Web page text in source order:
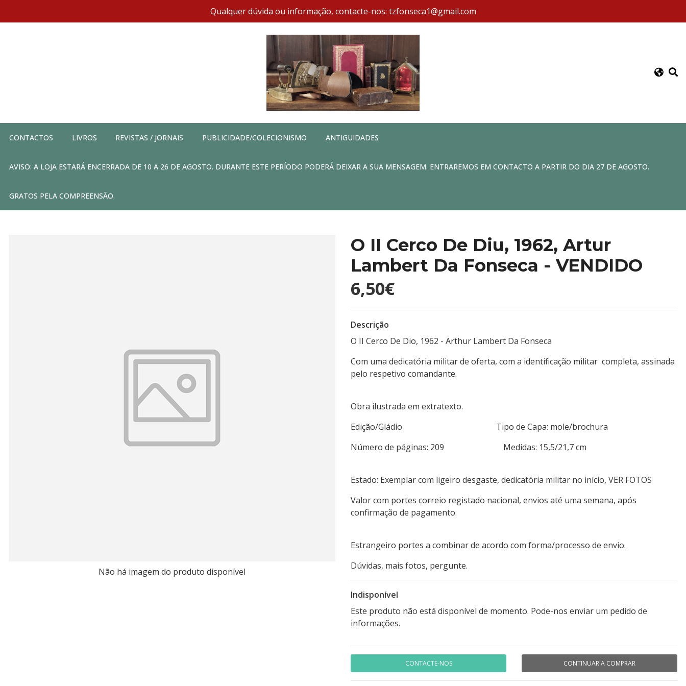
Qualquer dúvida ou informação, contacte-nos: tzfonseca1@gmail.com
CONTACTOS LIVROS REVISTAS / JORNAIS PUBLICIDADE/COLECIONISMO ANTIGUIDADES
AVISO: A LOJA ESTARÁ ENCERRADA DE 10 A 26 DE AGOSTO. DURANTE ESTE PERÍODO PODERÁ DEIXAR A SUA MENSAGEM. ENTRAREMOS EM CONTACTO A PARTIR DO DIA 27 DE AGOSTO.
GRATOS PELA COMPREENSÃO.
Não há imagem do produto disponível
O II Cerco De Diu, 1962, Artur
Lambert Da Fonseca - VENDIDO
6,50€
Descrição
O II Cerco De Dio, 1962 - Arthur Lambert Da Fonseca
Com uma dedicatória militar de oferta, com a identificação militar completa, assinada
pelo respetivo comandante.
Obra ilustrada em extratexto.
Edição/Gládio Tipo de Capa: mole/brochura
Número de páginas: 209 Medidas: 15,5/21,7 cm
Estado: Exemplar com ligeiro desgaste, dedicatória militar no início, VER FOTOS
Valor com portes correio registado nacional, envios até uma semana, após
confirmação de pagamento.
Estrangeiro portes a combinar de acordo com forma/processo de envio.
Dúvidas, mais fotos, pergunte.
Indisponível
Este produto não está disponível de momento. Pode-nos enviar um pedido de
informações.
CONTACTE-NOS CONTINUAR A COMPRAR